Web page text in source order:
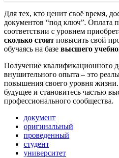
Для тех, кто ценит своё время,
документов “под ключ”. Оплата
соответствии с уровнем
сколько стоит повысить свой
обучаясь на базе высшего
Получение квалификационного
внушительного опыта – это
повышения своего уровня
будущее и становитесь частью
профессионального сообщества.
документ
оригинальный
проведенный
студент
университет